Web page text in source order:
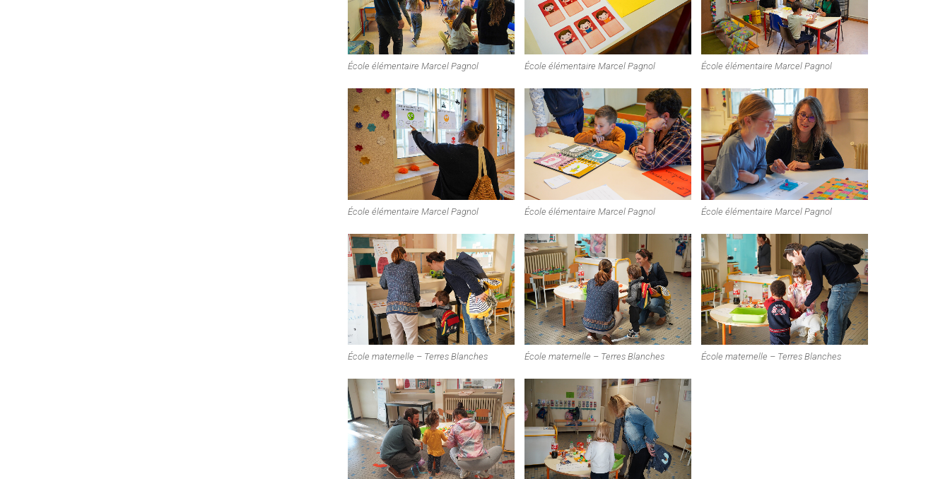
École élémentaire Marcel Pagnol École élémentaire Marcel Pagnol École élémentaire Marcel Pagnol
École élémentaire Marcel Pagnol École élémentaire Marcel Pagnol École élémentaire Marcel Pagnol
École maternelle – Terres Blanches École maternelle – Terres Blanches École maternelle – Terres Blanches